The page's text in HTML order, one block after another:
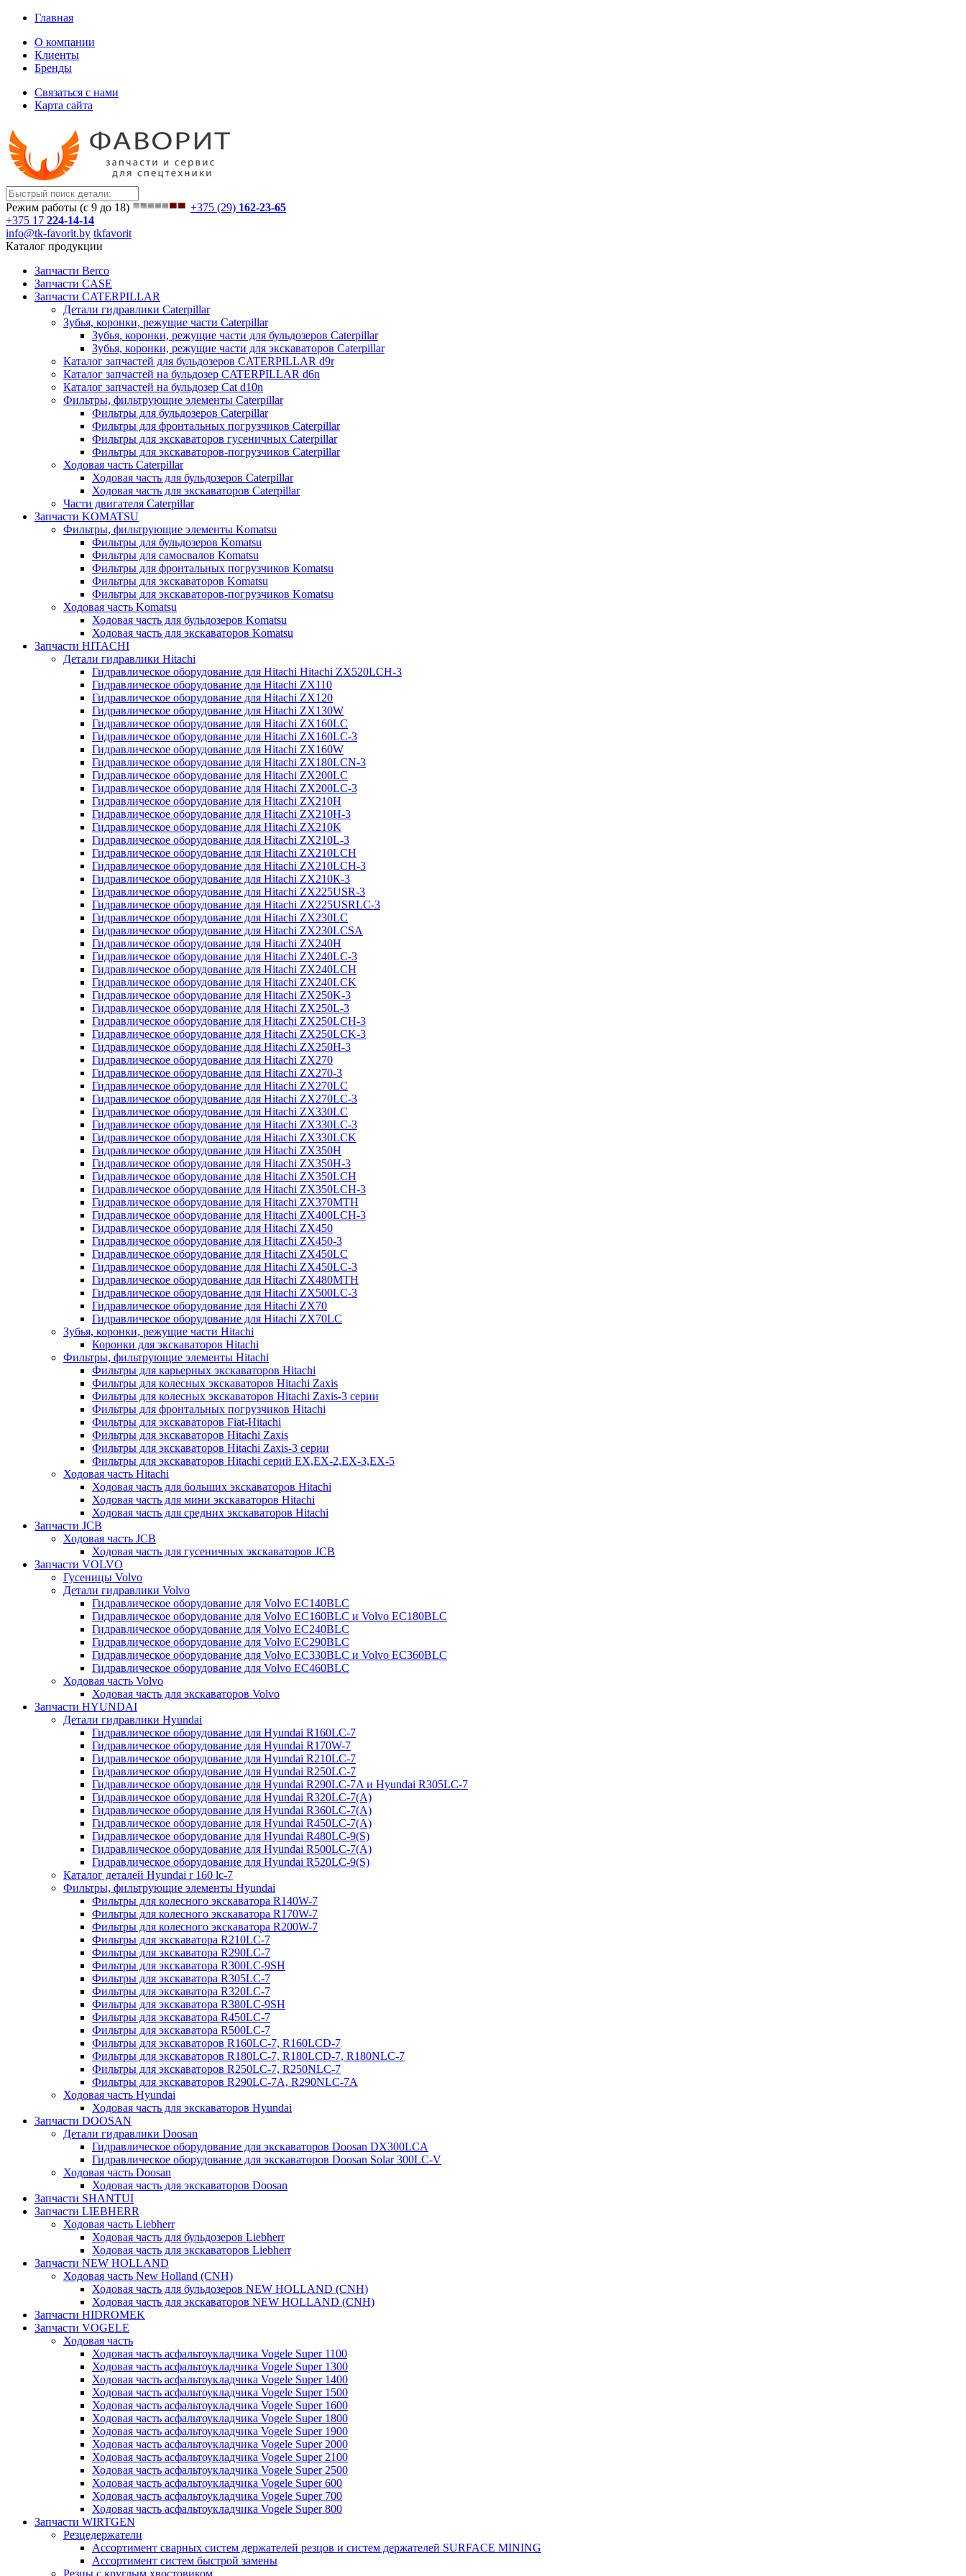
Главная
О компании
Клиенты
Бренды
Связаться с нами
Карта сайта
Режим работы (с 9 до 18) +375 (29) 162-23-65
+375 17 224-14-14
info@tk-favorit.by tkfavorit
Каталог продукции
Запчасти Berco
Запчасти CASE
Запчасти CATERPILLAR
Детали гидравлики Caterpillar
Зубья, коронки, режущие части Caterpillar
Зубья, коронки, режущие части для бульдозеров Caterpillar
Зубья, коронки, режущие части для экскаваторов Caterpillar
Каталог запчастей для бульдозеров CATERPILLAR d9r
Каталог запчастей на бульдозер CATERPILLAR d6n
Каталог запчастей на бульдозер Сat d10n
Фильтры, фильтрующие элементы Caterpillar
Фильтры для бульдозеров Caterpillar
Фильтры для фронтальных погрузчиков Caterpillar
Фильтры для экскаваторов гусеничных Caterpillar
Фильтры для экскаваторов-погрузчиков Caterpillar
Ходовая часть Caterpillar
Ходовая часть для бульдозеров Caterpillar
Ходовая часть для экскаваторов Caterpillar
Части двигателя Caterpillar
Запчасти KOMATSU
Фильтры, фильтрующие элементы Komatsu
Фильтры для бульдозеров Komatsu
Фильтры для самосвалов Komatsu
Фильтры для фронтальных погрузчиков Komatsu
Фильтры для экскаваторов Komatsu
Фильтры для экскаваторов-погрузчиков Komatsu
Ходовая часть Komatsu
Ходовая часть для бульдозеров Komatsu
Ходовая часть для экскаваторов Komatsu
Запчасти HITACHI
Детали гидравлики Hitachi
Гидравлическое оборудование для Hitachi Hitachi ZX520LCH-3
Гидравлическое оборудование для Hitachi ZX110
Гидравлическое оборудование для Hitachi ZX120
Гидравлическое оборудование для Hitachi ZX130W
Гидравлическое оборудование для Hitachi ZX160LC
Гидравлическое оборудование для Hitachi ZX160LC-3
Гидравлическое оборудование для Hitachi ZX160W
Гидравлическое оборудование для Hitachi ZX180LCN-3
Гидравлическое оборудование для Hitachi ZX200LC
Гидравлическое оборудование для Hitachi ZX200LC-3
Гидравлическое оборудование для Hitachi ZX210H
Гидравлическое оборудование для Hitachi ZX210H-3
Гидравлическое оборудование для Hitachi ZX210K
Гидравлическое оборудование для Hitachi ZX210L-3
Гидравлическое оборудование для Hitachi ZX210LCH
Гидравлическое оборудование для Hitachi ZX210LCH-3
Гидравлическое оборудование для Hitachi ZX210К-3
Гидравлическое оборудование для Hitachi ZX225USR-3
Гидравлическое оборудование для Hitachi ZX225USRLC-3
Гидравлическое оборудование для Hitachi ZX230LC
Гидравлическое оборудование для Hitachi ZX230LCSA
Гидравлическое оборудование для Hitachi ZX240H
Гидравлическое оборудование для Hitachi ZX240LC-3
Гидравлическое оборудование для Hitachi ZX240LCH
Гидравлическое оборудование для Hitachi ZX240LCK
Гидравлическое оборудование для Hitachi ZX250K-3
Гидравлическое оборудование для Hitachi ZX250L-3
Гидравлическое оборудование для Hitachi ZX250LCH-3
Гидравлическое оборудование для Hitachi ZX250LCK-3
Гидравлическое оборудование для Hitachi ZX250Н-3
Гидравлическое оборудование для Hitachi ZX270
Гидравлическое оборудование для Hitachi ZX270-3
Гидравлическое оборудование для Hitachi ZX270LC
Гидравлическое оборудование для Hitachi ZX270LC-3
Гидравлическое оборудование для Hitachi ZX330LC
Гидравлическое оборудование для Hitachi ZX330LC-3
Гидравлическое оборудование для Hitachi ZX330LCK
Гидравлическое оборудование для Hitachi ZX350H
Гидравлическое оборудование для Hitachi ZX350H-3
Гидравлическое оборудование для Hitachi ZX350LCH
Гидравлическое оборудование для Hitachi ZX350LCH-3
Гидравлическое оборудование для Hitachi ZX370MTH
Гидравлическое оборудование для Hitachi ZX400LCH-3
Гидравлическое оборудование для Hitachi ZX450
Гидравлическое оборудование для Hitachi ZX450-3
Гидравлическое оборудование для Hitachi ZX450LC
Гидравлическое оборудование для Hitachi ZX450LC-3
Гидравлическое оборудование для Hitachi ZX480MTH
Гидравлическое оборудование для Hitachi ZX500LC-3
Гидравлическое оборудование для Hitachi ZX70
Гидравлическое оборудование для Hitachi ZX70LC
Зубья, коронки, режущие части Hitachi
Коронки для экскаваторов Hitachi
Фильтры, фильтрующие элементы Hitachi
Фильтры для карьерных экскаваторов Hitachi
Фильтры для колесных экскаваторов Hitachi Zaxis
Фильтры для колесных экскаваторов Hitachi Zaxis-3 серии
Фильтры для фронтальных погрузчиков Hitachi
Фильтры для экскаваторов Fiat-Hitachi
Фильтры для экскаваторов Hitachi Zaxis
Фильтры для экскаваторов Hitachi Zaxis-3 серии
Фильтры для экскаваторов Hitachi серий EX,EX-2,EX-3,EX-5
Ходовая часть Hitachi
Ходовая часть для больших экскаваторов Hitachi
Ходовая часть для мини экскаваторов Hitachi
Ходовая часть для средних экскаваторов Hitachi
Запчасти JCB
Ходовая часть JCB
Ходовая часть для гусеничных экскаваторов JCB
Запчасти VOLVO
Гусеницы Volvo
Детали гидравлики Volvo
Гидравлическое оборудование для Volvo EC140BLC
Гидравлическое оборудование для Volvo EC160BLC и Volvo EC180BLC
Гидравлическое оборудование для Volvo EC240BLC
Гидравлическое оборудование для Volvo EC290BLC
Гидравлическое оборудование для Volvo EC330BLC и Volvo EC360BLC
Гидравлическое оборудование для Volvo EC460BLC
Ходовая часть Volvo
Ходовая часть для экскаваторов Volvo
Запчасти HYUNDAI
Детали гидравлики Hyundai
Гидравлическое оборудование для Hyundai R160LC-7
Гидравлическое оборудование для Hyundai R170W-7
Гидравлическое оборудование для Hyundai R210LC-7
Гидравлическое оборудование для Hyundai R250LC-7
Гидравлическое оборудование для Hyundai R290LC-7A и Hyundai R305LC-7
Гидравлическое оборудование для Hyundai R320LC-7(A)
Гидравлическое оборудование для Hyundai R360LC-7(A)
Гидравлическое оборудование для Hyundai R450LC-7(A)
Гидравлическое оборудование для Hyundai R480LC-9(S)
Гидравлическое оборудование для Hyundai R500LC-7(A)
Гидравлическое оборудование для Hyundai R520LC-9(S)
Каталог деталей Hyundai r 160 lc-7
Фильтры, фильтрующие элементы Hyundai
Фильтры для колесного экскаватора R140W-7
Фильтры для колесного экскаватора R170W-7
Фильтры для колесного экскаватора R200W-7
Фильтры для экскаватора R210LC-7
Фильтры для экскаватора R290LC-7
Фильтры для экскаватора R300LC-9SH
Фильтры для экскаватора R305LC-7
Фильтры для экскаватора R320LC-7
Фильтры для экскаватора R380LC-9SH
Фильтры для экскаватора R450LC-7
Фильтры для экскаватора R500LC-7
Фильтры для экскаваторов R160LC-7, R160LCD-7
Фильтры для экскаваторов R180LC-7, R180LCD-7, R180NLC-7
Фильтры для экскаваторов R250LC-7, R250NLC-7
Фильтры для экскаваторов R290LC-7A, R290NLC-7A
Ходовая часть Hyundai
Ходовая часть для экскаваторов Hyundai
Запчасти DOOSAN
Детали гидравлики Doosan
Гидравлическое оборудование для экскаваторов Doosan DX300LCA
Гидравлическое оборудование для экскаваторов Doosan Solar 300LC-V
Ходовая часть Doosan
Ходовая часть для экскаваторов Doosan
Запчасти SHANTUI
Запчасти LIEBHERR
Ходовая часть Liebherr
Ходовая часть для бульдозеров Liebherr
Ходовая часть для экскаваторов Liebherr
Запчасти NEW HOLLAND
Ходовая часть New Holland (CNH)
Ходовая часть для бульдозеров NEW HOLLAND (CNH)
Ходовая часть для экскаваторов NEW HOLLAND (CNH)
Запчасти HIDROMEK
Запчасти VOGELE
Ходовая часть
Ходовая часть асфальтоукладчика Vogele Super 1100
Ходовая часть асфальтоукладчика Vogele Super 1300
Ходовая часть асфальтоукладчика Vogele Super 1400
Ходовая часть асфальтоукладчика Vogele Super 1500
Ходовая часть асфальтоукладчика Vogele Super 1600
Ходовая часть асфальтоукладчика Vogele Super 1800
Ходовая часть асфальтоукладчика Vogele Super 1900
Ходовая часть асфальтоукладчика Vogele Super 2000
Ходовая часть асфальтоукладчика Vogele Super 2100
Ходовая часть асфальтоукладчика Vogele Super 2500
Ходовая часть асфальтоукладчика Vogele Super 600
Ходовая часть асфальтоукладчика Vogele Super 700
Ходовая часть асфальтоукладчика Vogele Super 800
Запчасти WIRTGEN
Резцедержатели
Ассортимент сварных систем держателей резцов и систем держателей SURFACE MINING
Ассортимент систем быстрой замены
Резцы с круглым хвостовиком